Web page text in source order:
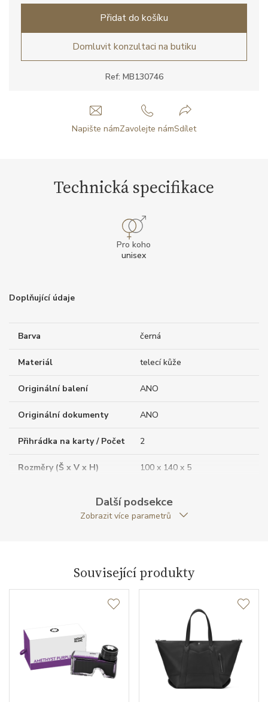
Ref: MB130746
Přidat do košíku
Domluvit konzultaci na butiku
Napište námZavolejte námSdílet
Technická specifikace
Pro koho
unisex
Doplňující údaje
Barva černá
Materiál telecí kůže
Originální balení ANO
Originální dokumenty ANO
Přihrádka na karty / Počet 2
Rozměry (Š x V x H) 100 x 140 x 5
24
Další podsekce
Zobrazit více parametrů
Související produkty